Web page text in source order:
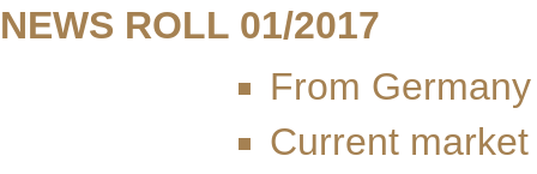
NEWS ROLL 01/2017
From
Current